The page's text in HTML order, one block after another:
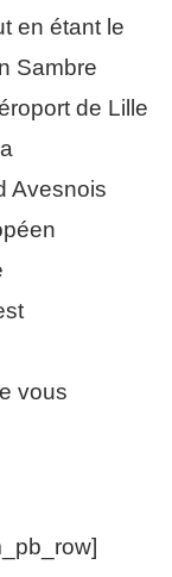
en étant le
Sambre
de Lille
Avesnois
vous